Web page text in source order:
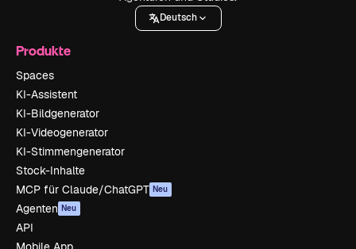
Deutsch
Produkte
Spaces
KI-Assistent
KI-Bildgenerator
KI-Videogenerator
KI-Stimmengenerator
Stock-Inhalte
MCP für Claude/ChatGPT Neu
Agenten Neu
API